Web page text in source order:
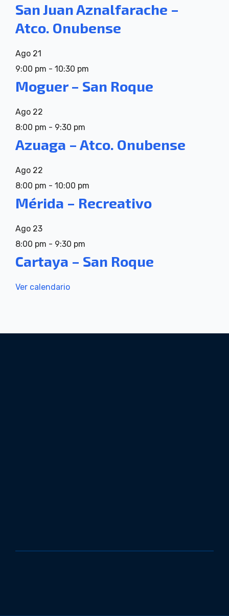
San Juan Aznalfarache –
Atco. Onubense
Ago 21
9:00 pm - 10:30 pm
Moguer – San Roque
Ago 22
8:00 pm - 9:30 pm
Azuaga – Atco. Onubense
Ago 22
8:00 pm - 10:00 pm
Mérida – Recreativo
Ago 23
8:00 pm - 9:30 pm
Cartaya – San Roque
Ver calendario